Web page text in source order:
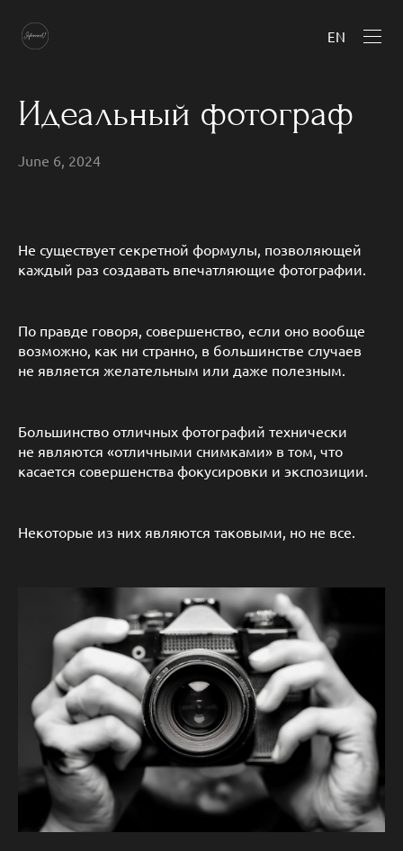
EN
Идеальный фотограф
June 6, 2024
Не существует секретной формулы, позволяющей
каждый раз создавать впечатляющие фотографии.
По правде говоря, совершенство, если оно вообще
возможно, как ни странно, в большинстве случаев
не является желательным или даже полезным.
Большинство отличных фотографий технически
не являются «отличными снимками» в том, что
касается совершенства фокусировки и экспозиции.
Некоторые из них являются таковыми, но не все.